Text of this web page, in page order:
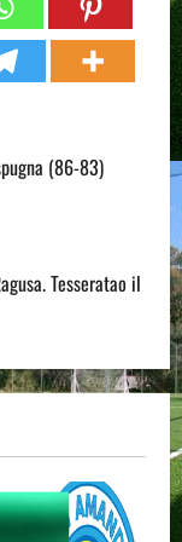
(86-83)
Tesseratao il